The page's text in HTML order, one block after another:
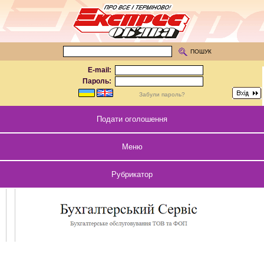
E-mail:
Пароль:
Забули пароль?
ПОШУК
Подати оголошення
Меню
Рубрикатор